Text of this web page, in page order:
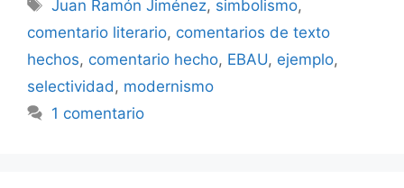
Juan Ramón Jiménez, simbolismo,
comentario literario, comentarios de texto
hechos, comentario hecho, EBAU, ejemplo,
selectividad , modernismo
1 comentario